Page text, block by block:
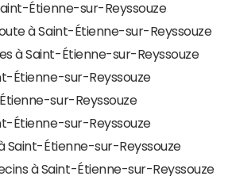
Étienne-sur-Reyssouze
à Saint-Étienne-sur-Reyssouze
à Saint-Étienne-sur-Reyssouze
Étienne-sur-Reyssouze
sur-Reyssouze
Étienne-sur-Reyssouze
Saint-Étienne-sur-Reyssouze
à Saint-Étienne-sur-Reyssouze